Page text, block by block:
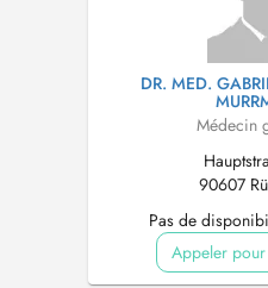
DR. MED.
Médecin
90607
Pas de
Appeler